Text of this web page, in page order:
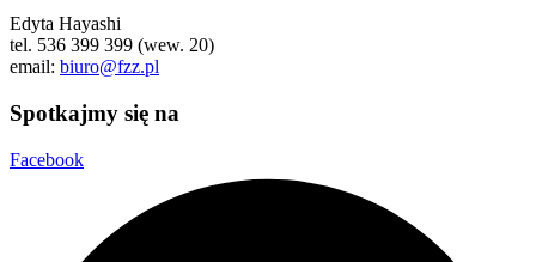
Edyta Hayashi
tel. 536 399 399 (wew. 20)
email: biuro@fzz.pl
Spotkajmy się na
Facebook